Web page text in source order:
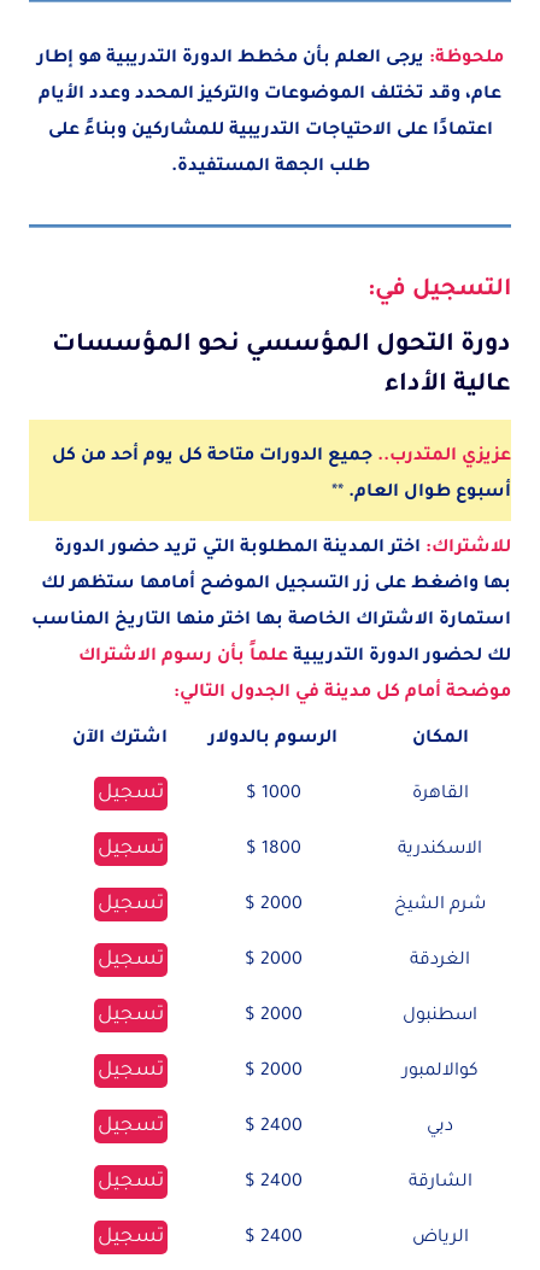
ملحوظة: يرجى العلم بأن مخطط الدورة التدريبية هو إطار
عام، وقد تختلف الموضوعات والتركيز المحدد وعدد الأيام
اعتمادًا على الاحتياجات التدريبية للمشاركين وبناءً على
طلب الجهة المستفيدة.
التسجيل في:
دورة التحول المؤسسي نحو المؤسسات
عالية الأداء
عزيزي المتدرب.. جميع الدورات متاحة كل يوم أحد من كل
أسبوع طوال العام. **
للاشتراك: اختر المدينة المطلوبة التي تريد حضور الدورة
بها واضغط على زر التسجيل الموضح أمامها ستظهر لك
استمارة الاشتراك الخاصة بها اختر منها التاريخ المناسب
لك لحضور الدورة التدريبية علماً بأن رسوم الاشتراك
موضحة أمام كل مدينة في الجدول التالي:
المكان الرسوم بالدولار اشترك الآن
القاهرة 1000 $ تسجيل
الاسكندرية 1800 $ تسجيل
شرم الشيخ 2000 $ تسجيل
الغردقة 2000 $ تسجيل
اسطنبول 2000 $ تسجيل
كوالالمبور 2000 $ تسجيل
دبي 2400 $ تسجيل
الشارقة 2400 $ تسجيل
الرياض 2400 $ تسجيل